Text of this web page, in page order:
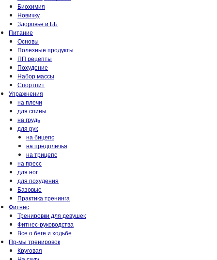
Биохимия
Новичку
Здоровье и ББ
Питание
Основы
Полезные продукты
ПП рецепты
Похудение
Набор массы
Спортпит
Упражнения
на плечи
для спины
на грудь
для рук
на бицепс
на предплечья
на трицепс
на пресс
для ног
для похудения
Базовые
Практика тренинга
Фитнес
Тренировки для девушек
Фитнес-руководства
Все о беге и ходьбе
Пр-мы тренировок
Круговая